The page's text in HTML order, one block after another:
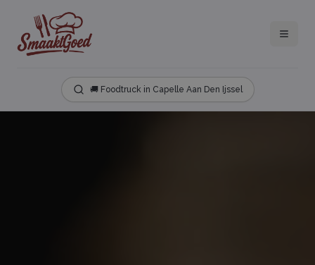
🚚 Foodtruck in Capelle Aan Den Ijssel